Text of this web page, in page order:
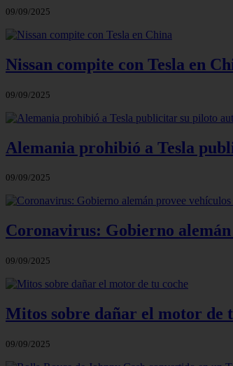
09/09/2025
Nissan compite con Tesla en
09/09/2025
Alemania prohibió a Tesla
09/09/2025
Coronavirus: Gobierno
09/09/2025
Mitos sobre dañar el motor de
09/09/2025